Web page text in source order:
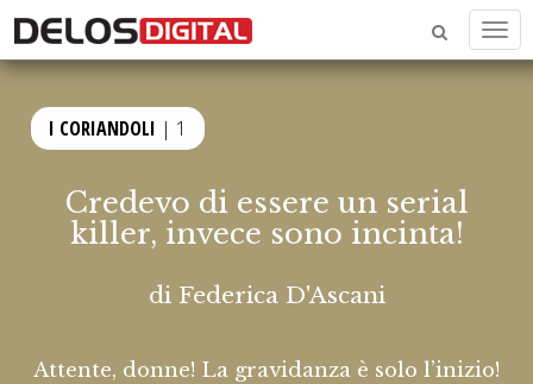
I CORIANDOLI | 1
Credevo di essere un serial
killer, invece sono incinta!
di Federica D'Ascani
Attente, donne! La gravidanza è solo l’inizio!